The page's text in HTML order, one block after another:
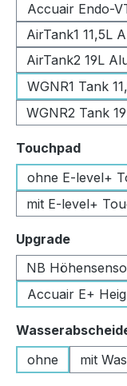
Accuair Endo-
AirTank1 11,5L
AirTank2 19L
WGNR1 Tank
WGNR2 Tank
Touchpad
ohne E-level+
mit E-level+
Upgrade
NB
Accuair E+
ohne
mit